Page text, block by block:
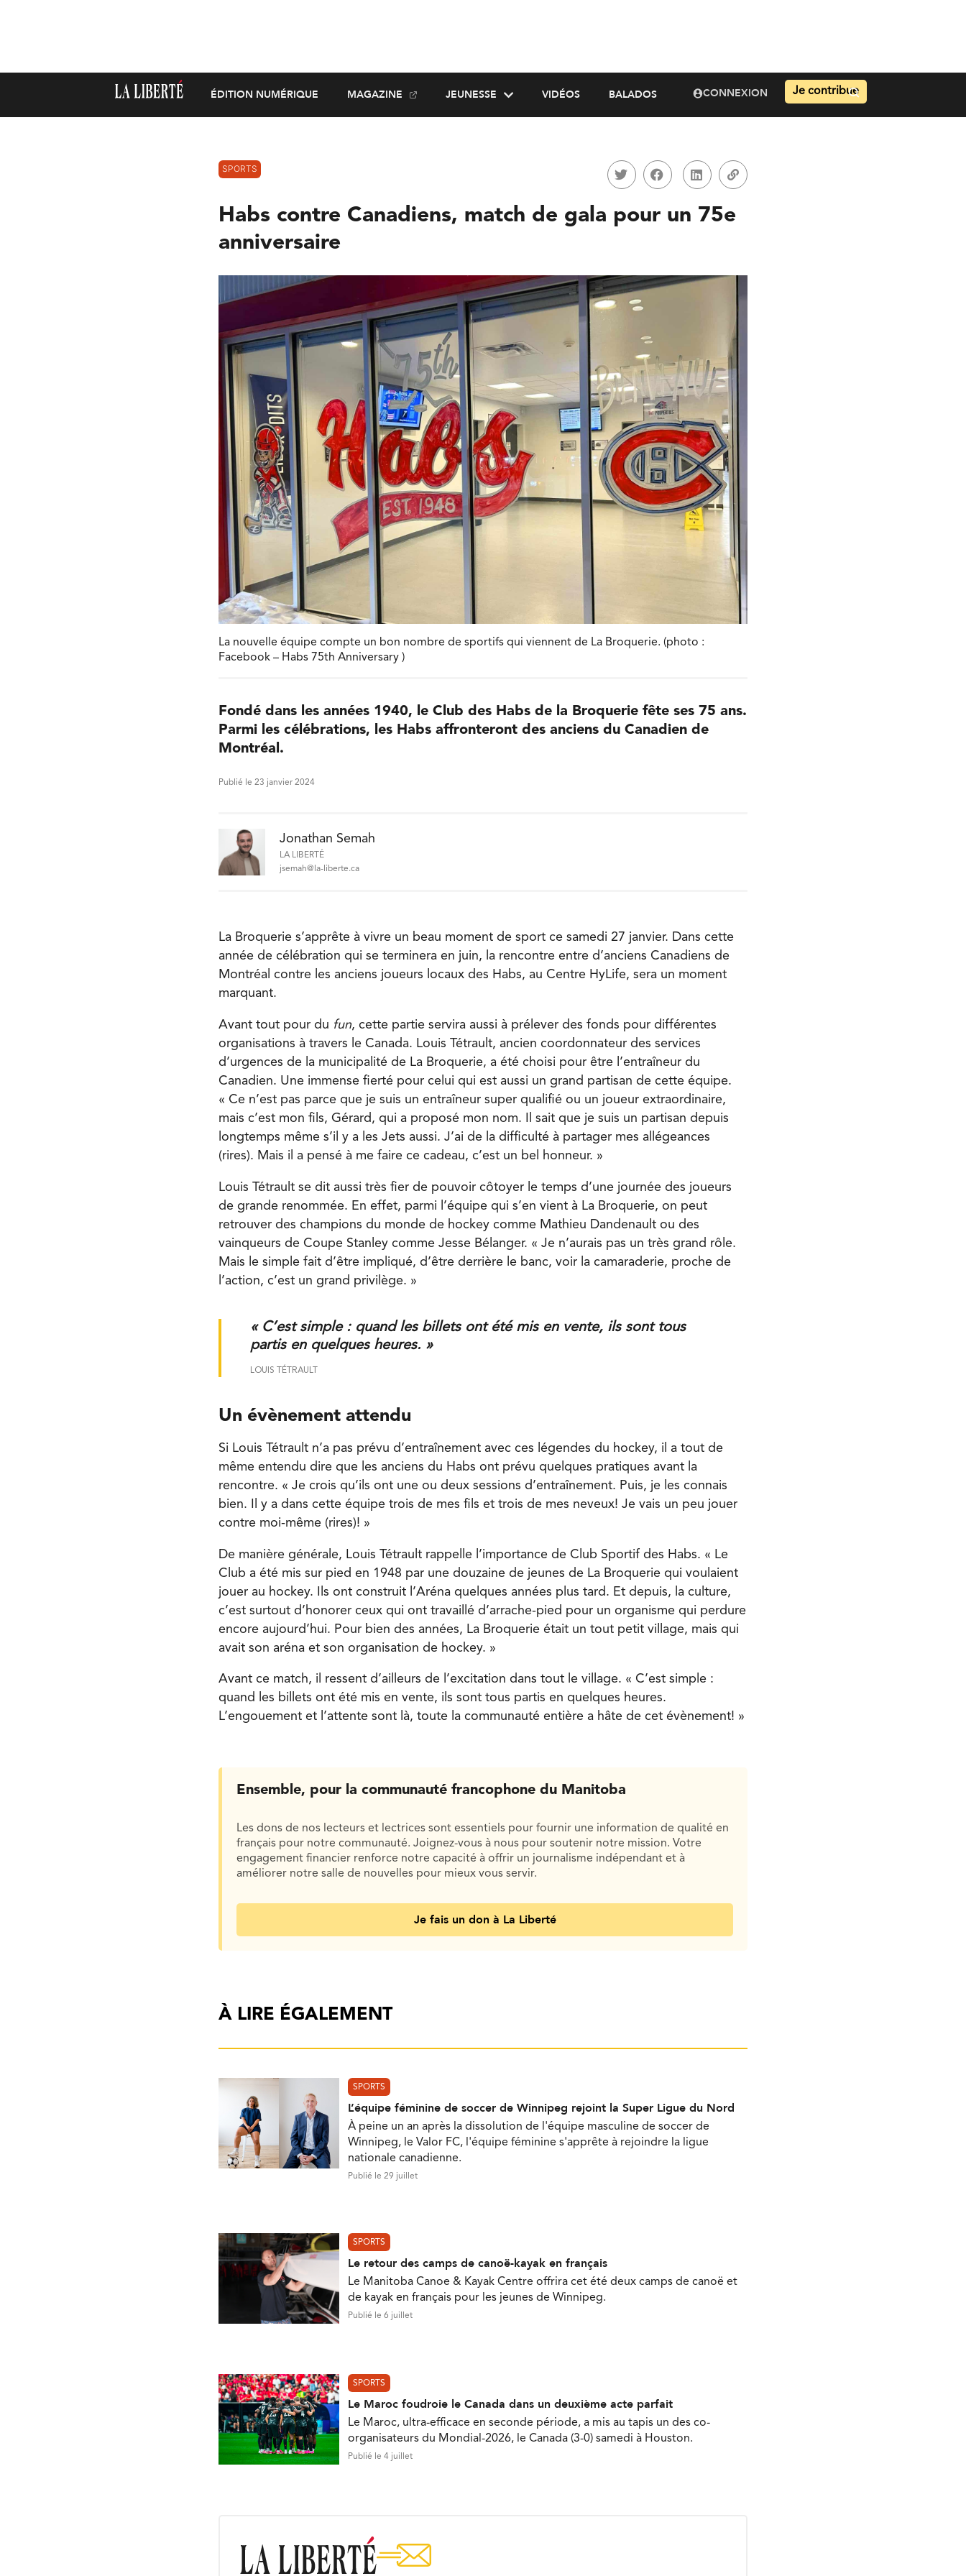
ÉDITION NUMÉRIQUE MAGAZINE JEUNESSE VIDÉOS BALADOS CONNEXION Je contribue
SPORTS
Habs contre Canadiens, match de gala pour un 75e
anniversaire
La nouvelle équipe compte un bon nombre de sportifs qui viennent de La Broquerie. (photo :
Facebook – Habs 75th Anniversary )
Fondé dans les années 1940, le Club des Habs de la Broquerie fête ses 75 ans.
Parmi les célébrations, les Habs affronteront des anciens du Canadien de
Montréal.
Publié le 23 janvier 2024
Jonathan Semah
LA LIBERTÉ
jsemah@la-liberte.ca
La Broquerie s’apprête à vivre un beau moment de sport ce samedi 27 janvier. Dans cette
année de célébration qui se terminera en juin, la rencontre entre d’anciens Canadiens de
Montréal contre les anciens joueurs locaux des Habs, au Centre HyLife, sera un moment
marquant.
Avant tout pour du fun, cette partie servira aussi à prélever des fonds pour différentes
organisations à travers le Canada. Louis Tétrault, ancien coordonnateur des services
d’urgences de la municipalité de La Broquerie, a été choisi pour être l’entraîneur du
Canadien. Une immense fierté pour celui qui est aussi un grand partisan de cette équipe.
« Ce n’est pas parce que je suis un entraîneur super qualifié ou un joueur extraordinaire,
mais c’est mon fils, Gérard, qui a proposé mon nom. Il sait que je suis un partisan depuis
longtemps même s’il y a les Jets aussi. J’ai de la difficulté à partager mes allégeances
(rires). Mais il a pensé à me faire ce cadeau, c’est un bel honneur. »
Louis Tétrault se dit aussi très fier de pouvoir côtoyer le temps d’une journée des joueurs
de grande renommée. En effet, parmi l’équipe qui s’en vient à La Broquerie, on peut
retrouver des champions du monde de hockey comme Mathieu Dandenault ou des
vainqueurs de Coupe Stanley comme Jesse Bélanger. « Je n’aurais pas un très grand rôle.
Mais le simple fait d’être impliqué, d’être derrière le banc, voir la camaraderie, proche de
l’action, c’est un grand privilège. »
« C’est simple : quand les billets ont été mis en vente, ils sont tous
partis en quelques heures. »
LOUIS TÉTRAULT
Un évènement attendu
Si Louis Tétrault n’a pas prévu d’entraînement avec ces légendes du hockey, il a tout de
même entendu dire que les anciens du Habs ont prévu quelques pratiques avant la
rencontre. « Je crois qu’ils ont une ou deux sessions d’entraînement. Puis, je les connais
bien. Il y a dans cette équipe trois de mes fils et trois de mes neveux! Je vais un peu jouer
contre moi-même (rires)! »
De manière générale, Louis Tétrault rappelle l’importance de Club Sportif des Habs. « Le
Club a été mis sur pied en 1948 par une douzaine de jeunes de La Broquerie qui voulaient
jouer au hockey. Ils ont construit l’Aréna quelques années plus tard. Et depuis, la culture,
c’est surtout d’honorer ceux qui ont travaillé d’arrache-pied pour un organisme qui perdure
encore aujourd’hui. Pour bien des années, La Broquerie était un tout petit village, mais qui
avait son aréna et son organisation de hockey. »
Avant ce match, il ressent d’ailleurs de l’excitation dans tout le village. « C’est simple :
quand les billets ont été mis en vente, ils sont tous partis en quelques heures.
L’engouement et l’attente sont là, toute la communauté entière a hâte de cet évènement! »
Ensemble, pour la communauté francophone du Manitoba
Les dons de nos lecteurs et lectrices sont essentiels pour fournir une information de qualité en
français pour notre communauté. Joignez-vous à nous pour soutenir notre mission. Votre
engagement financier renforce notre capacité à offrir un journalisme indépendant et à
améliorer notre salle de nouvelles pour mieux vous servir.
Je fais un don à La Liberté
À LIRE ÉGALEMENT
SPORTS
L’équipe féminine de soccer de Winnipeg rejoint la Super Ligue du Nord
À peine un an après la dissolution de l'équipe masculine de soccer de
Winnipeg, le Valor FC, l'équipe féminine s'apprête à rejoindre la ligue
nationale canadienne.
Publié le 29 juillet
SPORTS
Le retour des camps de canoë-kayak en français
Le Manitoba Canoe & Kayak Centre offrira cet été deux camps de canoë et
de kayak en français pour les jeunes de Winnipeg.
Publié le 6 juillet
SPORTS
Le Maroc foudroie le Canada dans un deuxième acte parfait
Le Maroc, ultra-efficace en seconde période, a mis au tapis un des co-
organisateurs du Mondial-2026, le Canada (3-0) samedi à Houston.
Publié le 4 juillet